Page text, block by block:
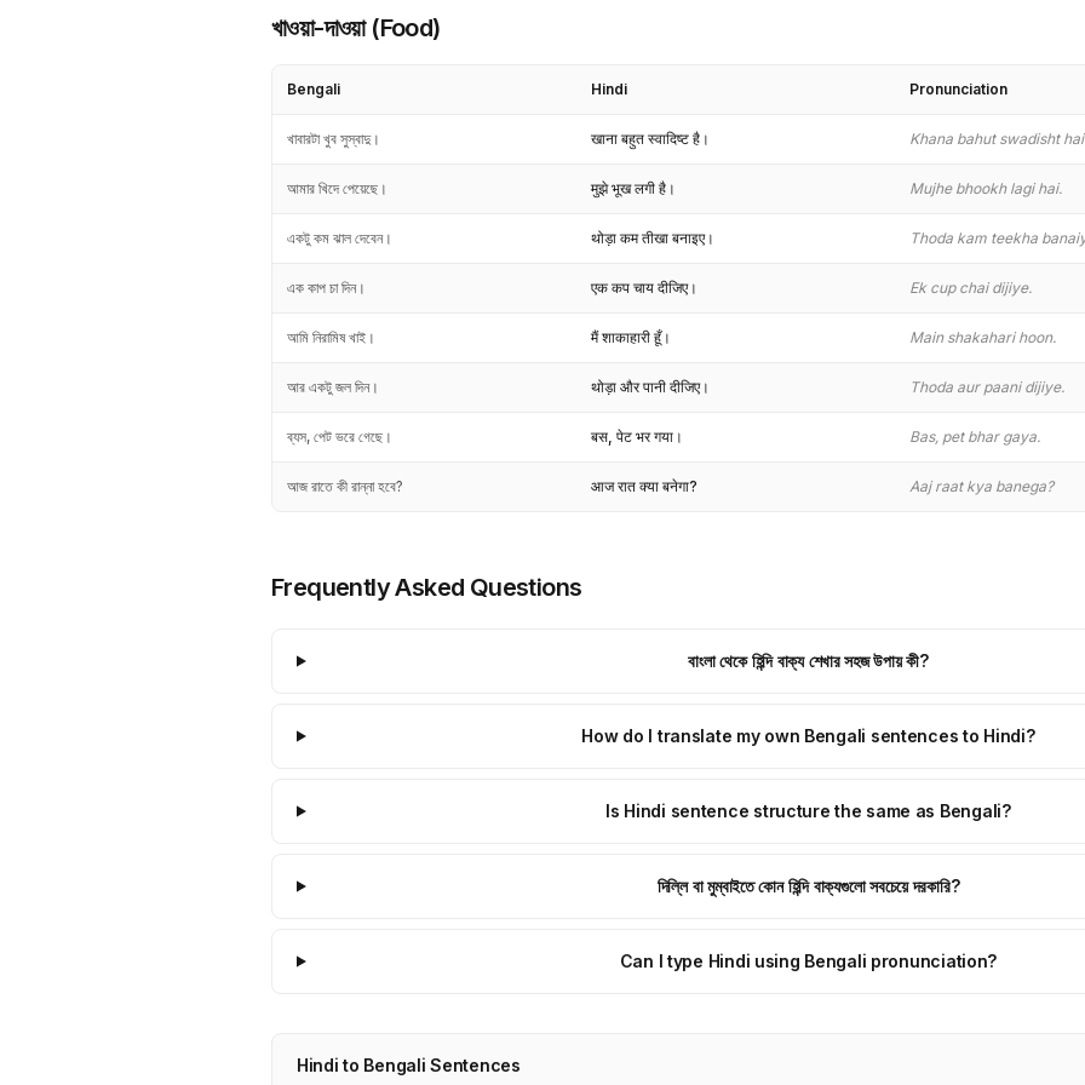
খাওয়া-দাওয়া (Food)
Bengali Hindi Pronunciation
খাবারটা খুব সুস্বাদু। खाना बहुत स्वादिष्ट है। Khana bahut swadisht
আমার খিদে পেয়েছে। मुझे भूख लगी है। Mujhe bhookh lagi hai.
একটু কম ঝাল দেবেন। थोड़ा कम तीखा बनाइए। Thoda kam teekha
এক কাপ চা দিন। एक कप चाय दीजिए। Ek cup chai dijiye.
আমি নিরামিষ খাই। मैं शाकाहारी हूँ। Main shakahari hoon.
আর একটু জল দিন। थोड़ा और पानी दीजिए। Thoda aur paani dijiye.
ব্যস, পেট ভরে গেছে। बस, पेट भर गया। Bas, pet bhar gaya.
আজ রাতে কী রান্না হবে? आज रात क्या बनेगा? Aaj raat kya banega?
Frequently Asked Questions
বাংলা থেকে হিন্দি বাক্য শেখার সহজ উপায় কী?
How do I translate my own Bengali sentences to Hindi?
Is Hindi sentence structure the same as Bengali?
দিল্লি বা মুম্বাইতে কোন হিন্দি বাক্যগুলো সবচেয়ে দরকারি?
Can I type Hindi using Bengali pronunciation?
Hindi to Bengali Sentences